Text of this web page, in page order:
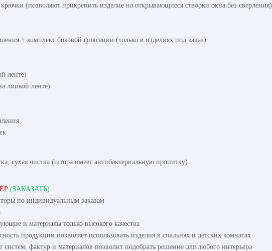
(позволяют прикрепить изделие на открывающиеся створки окна без сверления)
+ комплект боковой фиксации (только в изделиях под заказ)
ленте)
липкой ленте)
сухая чистка (штора имеет антибактериальную пропитку).
(ЗАКАЗАТЬ)
по индивидуальным заказам
и материалы только высокого качества
продукции позволяет использовать изделия в спальнях и детских комнатах
фактур и материалов позволит подобрать решение для любого интерьера